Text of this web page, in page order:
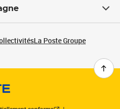
La Poste Groupe